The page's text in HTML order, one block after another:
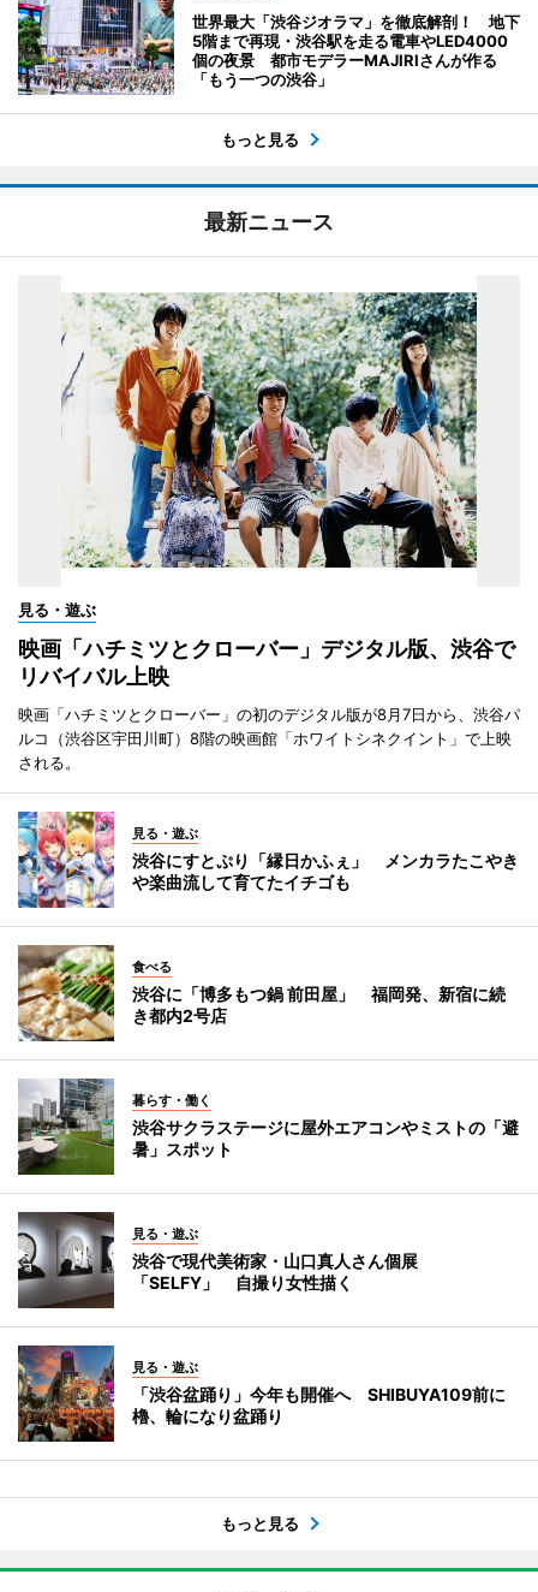
世界最大「渋谷ジオラマ」を徹底解剖！ 地下
5階まで再現・渋谷駅を走る電車やLED4000
個の夜景 都市モデラーMAJIRIさんが作る
「もう一つの渋谷」
もっと見る
最新ニュース
見る・遊ぶ
映画「ハチミツとクローバー」デジタル版、渋谷で
リバイバル上映
映画「ハチミツとクローバー」の初のデジタル版が8月7日から、渋谷パ
ルコ（渋谷区宇田川町）8階の映画館「ホワイトシネクイント」で上映
される。
見る・遊ぶ
渋谷にすとぷり「縁日かふぇ」 メンカラたこやき
や楽曲流して育てたイチゴも
食べる
渋谷に「博多もつ鍋 前田屋」 福岡発、新宿に続
き都内2号店
暮らす・働く
渋谷サクラステージに屋外エアコンやミストの「避
暑」スポット
見る・遊ぶ
渋谷で現代美術家・山口真人さん個展
「SELFY」 自撮り女性描く
見る・遊ぶ
「渋谷盆踊り」今年も開催へ SHIBUYA109前に
櫓、輪になり盆踊り
もっと見る